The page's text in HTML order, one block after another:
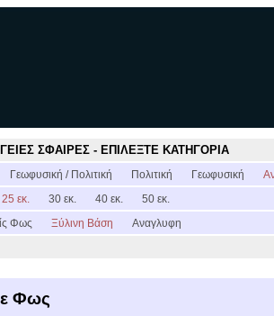
ΣΦΑΙΡΕΣ - ΕΠΙΛΕΞΤΕ ΚΑΤΗΓΟΡΙΑ
Γεωφυσική / Πολιτική Πολιτική Γεωφυσική
25 εκ. 30 εκ. 40 εκ.
50 εκ.
Φως Ξύλινη Βάση Αναγλυφη
Φως